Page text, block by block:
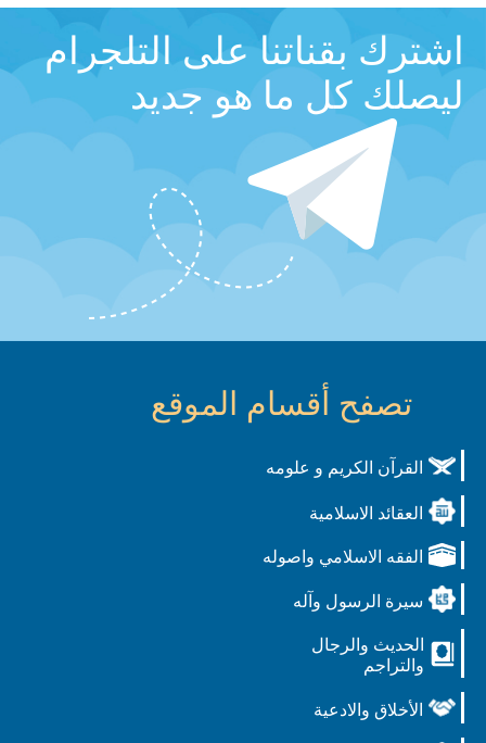
اشترك بقناتنا على التلجرام
ليصلك كل ما هو جديد
تصفح أقسام الموقع
القرآن الكريم و علومه
العقائد الاسلامية
الفقه الاسلامي واصوله
سيرة الرسول وآله
الحديث والرجال
والتراجم
الأخلاق والادعية